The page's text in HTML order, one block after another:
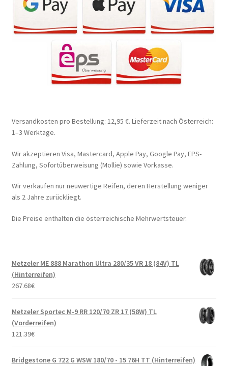
Versandkosten pro Bestellung: 12,95 €. Lieferzeit nach Österreich:
1–3 Werktage.
Wir akzeptieren Visa, Mastercard, Apple Pay, Google Pay, EPS-
Zahlung, Sofortüberweisung (Mollie) sowie Vorkasse.
Wir verkaufen nur neuwertige Reifen, deren Herstellung weniger
als 2 Jahre zurückliegt.
Die Preise enthalten die österreichische Mehrwertsteuer.
Metzeler ME 888 Marathon Ultra 280/35 VR 18 (84V) TL
(Hinterreifen)
267.68€
Metzeler Sportec M-9 RR 120/70 ZR 17 (58W) TL
(Vorderreifen)
121.39€
Bridgestone G 722 G WSW 180/70 - 15 76H TT (Hinterreifen)